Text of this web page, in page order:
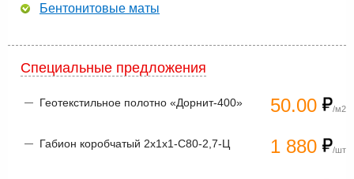
Бентонитовые маты
Специальные предложения
50.00 /м2
Геотекстильное полотно «Дорнит-400»
1 880 /шт
Габион коробчатый 2х1х1-С80-2,7-Ц